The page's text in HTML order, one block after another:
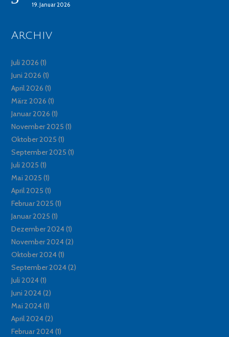
19. Januar 2026
Archiv
Juli 2026 (1)
Juni 2026 (1)
April 2026 (1)
März 2026 (1)
Januar 2026 (1)
November 2025 (1)
Oktober 2025 (1)
September 2025 (1)
Juli 2025 (1)
Mai 2025 (1)
April 2025 (1)
Februar 2025 (1)
Januar 2025 (1)
Dezember 2024(1)
November 2024(2)
Oktober 2024(1)
September 2024(2)
Juli 2024(1)
Juni 2024(2)
Mai 2024(1)
April 2024(2)
Februar 2024(1)